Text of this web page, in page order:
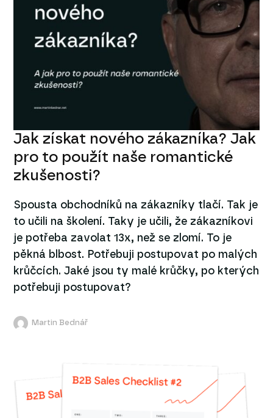
Jak získat nového zákazníka? Jak
pro to použít naše romantické
zkušenosti?
Spousta obchodníků na zákazníky tlačí. Tak je
to učili na školení. Taky je učili, že zákazníkovi
je potřeba zavolat 13x, než se zlomí. To je
pěkná blbost. Potřebuji postupovat po malých
krůčcích. Jaké jsou ty malé krůčky, po kterých
potřebuji postupovat?
Martin Bednář